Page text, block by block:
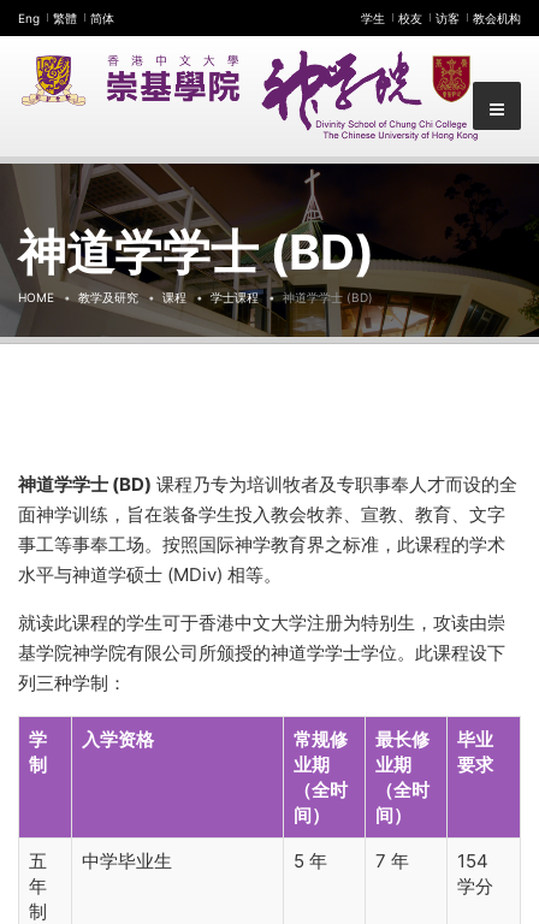
Eng 繁體 简体 学生 校友 访客 教会机构
神道学学士 (BD)
HOME 教学及研究 课程 学士课程 神道学学士 (BD)
神道学学士 (BD) 课程乃专为培训牧者及专职事奉人才而设的全
面神学训练，旨在装备学生投入教会牧养、宣教、教育、文字
事工等事奉工场。按照国际神学教育界之标准，此课程的学术
水平与神道学硕士 (MDiv) 相等。
就读此课程的学生可于香港中文大学注册为特别生，攻读由崇
基学院神学院有限公司所颁授的神道学学士学位。此课程设下
列三种学制：
学
制
入学资格
常规修
业期
（全时
间）
最长修
业期
（全时
间）
毕业
要求
五
年
制
中学毕业生 5 年 7 年
154
学分